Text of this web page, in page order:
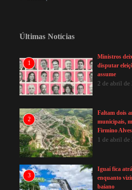
Últimas Notícias
1
Ministros
disputar
assume
2 de abril de
2
Faltam dois
municipais,
Firmino Alves
1 de abril de
3
Iguaí fica
enquanto
baiano